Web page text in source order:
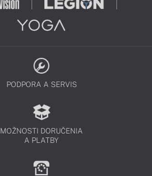
PODPORA A SERVIS
MOŽNOSTI DORUČENIA
A PLATBY